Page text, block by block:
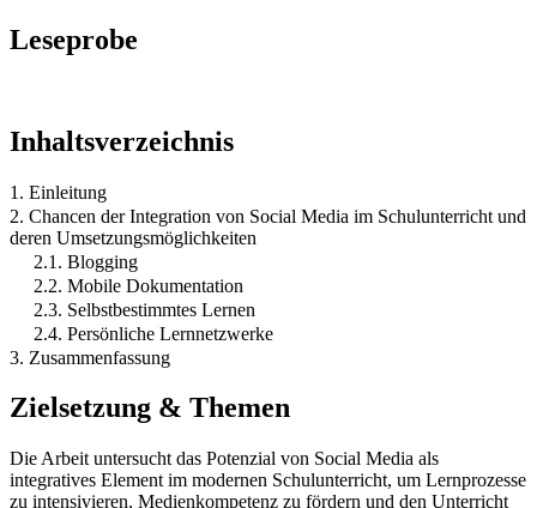
Leseprobe
Inhaltsverzeichnis
1. Einleitung
2. Chancen der Integration von Social Media im Schulunterricht und
deren Umsetzungsmöglichkeiten
2.1. Blogging
2.2. Mobile Dokumentation
2.3. Selbstbestimmtes Lernen
2.4. Persönliche Lernnetzwerke
3. Zusammenfassung
Zielsetzung & Themen
Die Arbeit untersucht das Potenzial von Social Media als
integratives Element im modernen Schulunterricht, um Lernprozesse
zu intensivieren, Medienkompetenz zu fördern und den Unterricht